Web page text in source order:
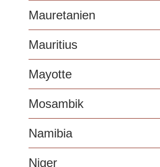
Mauretanien
Mauritius
Mayotte
Mosambik
Namibia
Niger